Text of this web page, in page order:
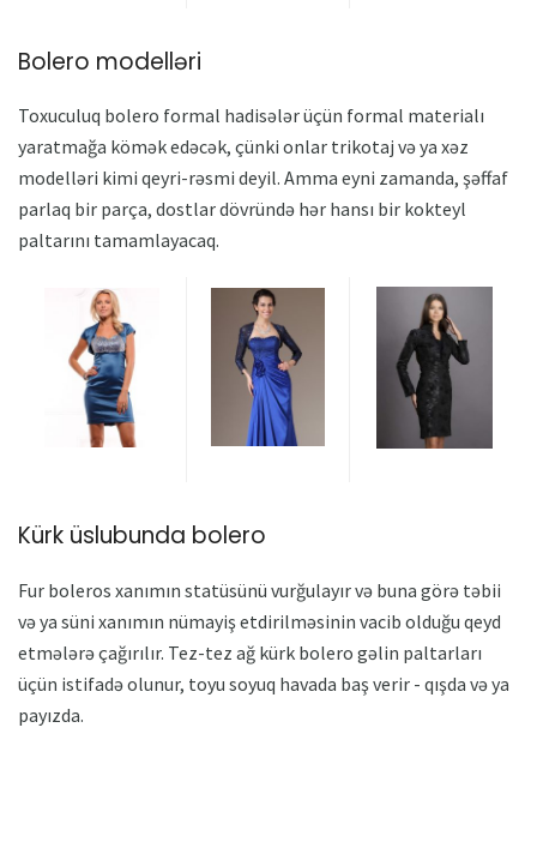
Bolero modelləri
Toxuculuq bolero formal hadisələr üçün formal materialı
yaratmağa kömək edəcək, çünki onlar trikotaj və ya xəz
modelləri kimi qeyri-rəsmi deyil. Amma eyni zamanda, şəffaf
parlaq bir parça, dostlar dövründə hər hansı bir kokteyl
paltarını tamamlayacaq.
Kürk üslubunda bolero
Fur boleros xanımın statüsünü vurğulayır və buna görə təbii
və ya süni xanımın nümayiş etdirilməsinin vacib olduğu qeyd
etmələrə çağırılır. Tez-tez ağ kürk bolero gəlin paltarları
üçün istifadə olunur, toyu soyuq havada baş verir - qışda və ya
payızda.